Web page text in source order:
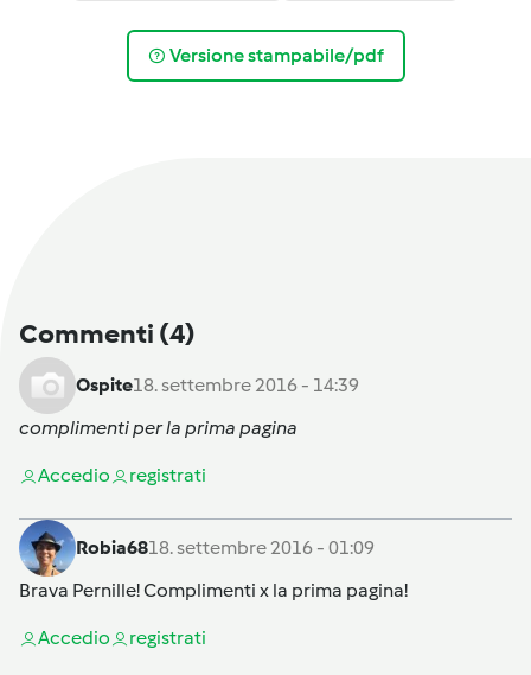
Versione stampabile/pdf
Commenti (4)
Ospite18. settembre 2016 - 14:39
complimenti per la prima pagina
Accedio registrati
Robia6818. settembre 2016 - 01:09
Brava Pernille! Complimenti x la prima pagina!
Accedio registrati